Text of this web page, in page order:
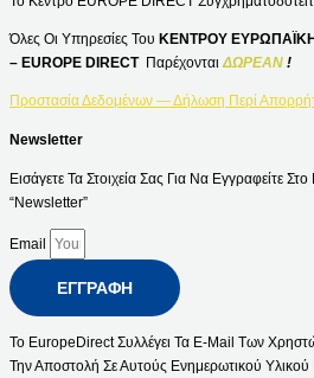
Όλες Οι Υπηρεσίες Του ΚΕΝΤΡΟΥ
– EUROPE DIRECT Παρέχονται ΔΩΡΕΑΝ !
Προστασία Δεδομένων — Δήλωση Περί
Newsletter
Εισάγετε Τα Στοιχεία Σας Για Να Εγγραφείτε
“Newsletter”
Email
ΕΓΓΡΑΦΉ
Το EuropeDirect Συλλέγει Τα E-Mail Των
Την Αποστολή Σε Αυτούς Ενημερωτικού